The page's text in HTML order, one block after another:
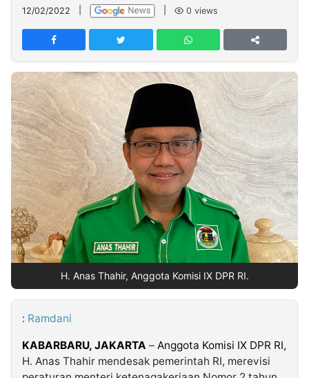
PT
TREETAN
MULTIMEDIA
INDONESIA
Partner
Insight
NTB
Suara
Time
Lens
IDN
Daily
Jogja
Jalan
Rakyat
Idealita
News
Kita
Notice
Dinamikapost.com
Radar
Baru
Seedbacklink
Follow
Kabarbaru
12/02/2022 0 views
H. Anas Thahir, Anggota Komisi IX DPR RI.
: Ramdani
KABARBARU, JAKARTA – Anggota Komisi IX DPR RI,
H. Anas Thahir mendesak pemerintah RI, merevisi